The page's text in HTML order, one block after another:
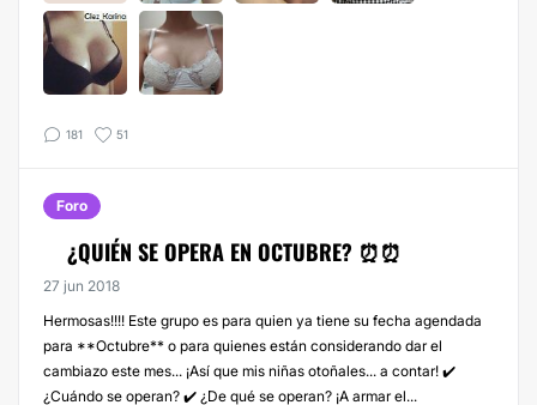
181 51
Foro
¿QUIÉN SE OPERA EN OCTUBRE? ⏰⏰
27 jun 2018
Hermosas!!!! Este grupo es para quien ya tiene su fecha agendada
para **Octubre** o para quienes están considerando dar el
cambiazo este mes... ¡Así que mis niñas otoñales... a contar! ✔️
¿Cuándo se operan? ✔️ ¿De qué se operan? ¡A armar el...